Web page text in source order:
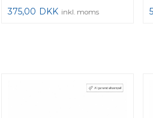
375,00 DKK inkl. moms